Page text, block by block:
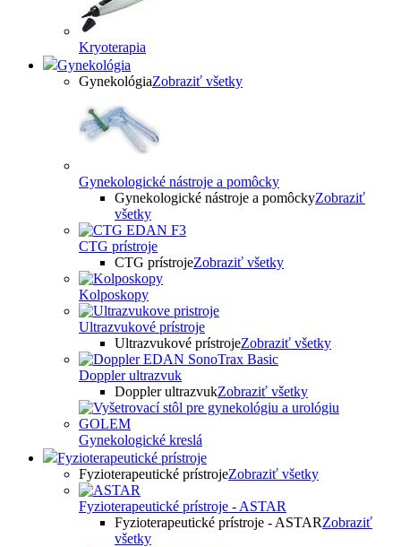
Kryoterapia
Gynekológia
GynekológiaZobraziť všetky
Gynekologické nástroje a pomôcky
Gynekologické nástroje a pomôckyZobraziť
všetky
CTG prístroje
CTG prístrojeZobraziť všetky
Kolposkopy
Ultrazvukové prístroje
Ultrazvukové prístrojeZobraziť všetky
Doppler ultrazvuk
Doppler ultrazvukZobraziť všetky
Gynekologické kreslá
Fyzioterapeutické prístroje
Fyzioterapeutické prístrojeZobraziť všetky
Fyzioterapeutické prístroje - ASTAR
Fyzioterapeutické prístroje - ASTARZobraziť
všetky